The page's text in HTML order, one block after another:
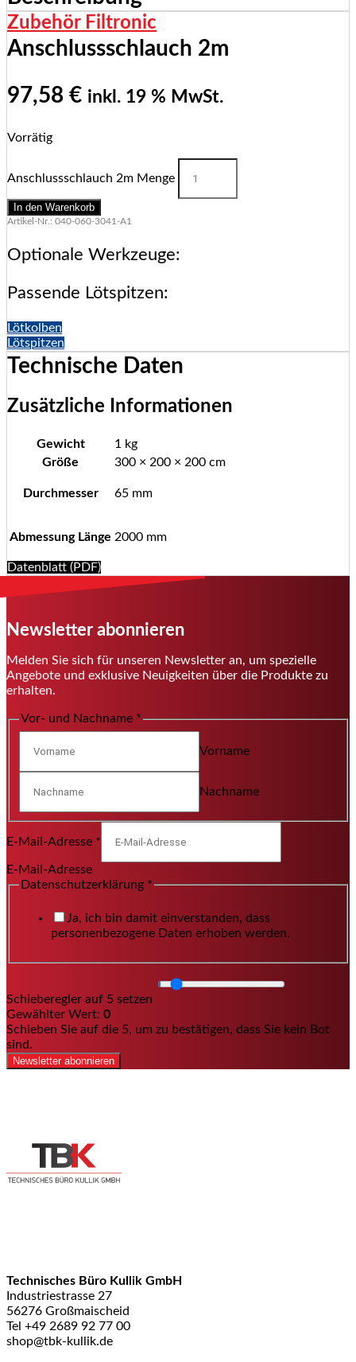
Zubehör Filtronic
Anschlussschlauch 2m
97,58 € inkl. 19 % MwSt.
Vorrätig
Anschlussschlauch 2m Menge
In den Warenkorb
Artikel-Nr.: 040-060-3041-A1
Optionale Werkzeuge:
Passende Lötspitzen:
Lötkolben
Lötspitzen
Technische Daten
Zusätzliche Informationen
Gewicht
1 kg
Größe
300 × 200 × 200 cm
Durchmesser 65 mm
Abmessung Länge 2000 mm
Datenblatt (PDF)
Newsletter abonnieren
Melden Sie sich für unseren Newsletter an, um spezielle
Angebote und exklusive Neuigkeiten über die Produkte zu
erhalten.
Vor- und Nachname *
Vorname
Nachname
E-Mail-Adresse *
E-Mail-Adresse
Datenschutzerklärung *
Ja, ich bin damit einverstanden, dass
personenbezogene Daten erhoben werden.
Schieberegler auf 5 setzen
Gewählter Wert: 0
Schieben Sie auf die 5, um zu bestätigen, dass Sie kein Bot
sind.
Newsletter abonnieren
Technisches Büro Kullik GmbH
Industriestrasse 27
56276 Großmaischeid
Tel +49 2689 92 77 00
shop@tbk-kullik.de